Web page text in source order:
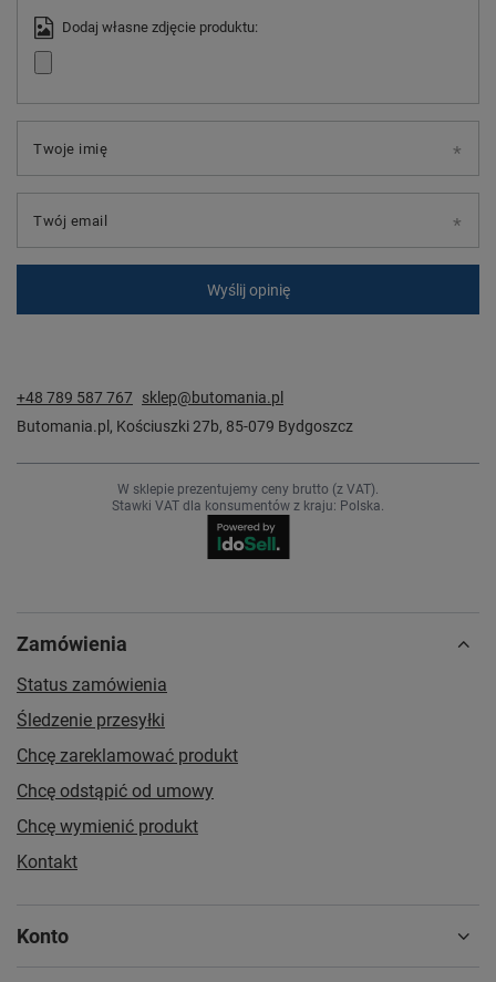
Dodaj własne zdjęcie produktu:
Twoje imię
Twój email
Wyślij opinię
+48 789 587 767 sklep@butomania.pl
Butomania.pl , Kościuszki 27b, 85-079 Bydgoszcz
W sklepie prezentujemy ceny brutto (z VAT).
Stawki VAT dla konsumentów z kraju: Polska.
Zamówienia
Status zamówienia
Śledzenie przesyłki
Chcę zareklamować produkt
Chcę odstąpić od umowy
Chcę wymienić produkt
Kontakt
Konto